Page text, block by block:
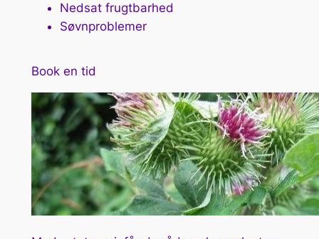
Nedsat frugtbarhed
Søvnproblemer
Book en tid